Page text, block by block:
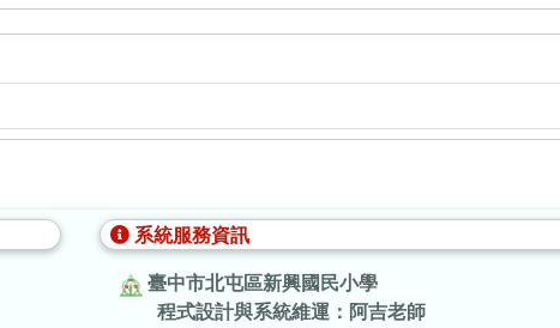
系統服務資訊
臺中市北屯區新興國民小學
程式設計與系統維運：阿吉老師